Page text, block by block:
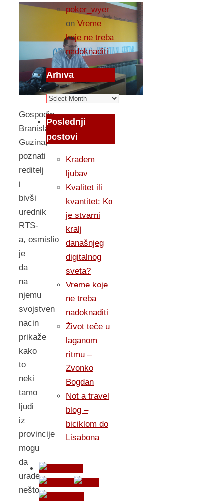
Gospodin
Branislav
Guzina,
poznati
reditelj
i
bivši
urednik
RTS-
a, osmislio
je
da
na
njemu
svojstven
nacin
prikaže
kako
to
neki
tamo
ljudi
iz
provincije
mogu
da
urade
nešto
poker_wyer
on Vreme
koje ne treba
nadoknaditi
Arhiva
Arhiva
Poslednji
postovi
Kradem
ljubav
Kvalitet ili
kvantitet: Ko
je stvarni
kralj
današnjeg
digitalnog
sveta?
Vreme koje
ne treba
nadoknaditi
Život teče u
laganom
ritmu –
Zvonko
Bogdan
Not a travel
blog –
biciklom do
Lisabona